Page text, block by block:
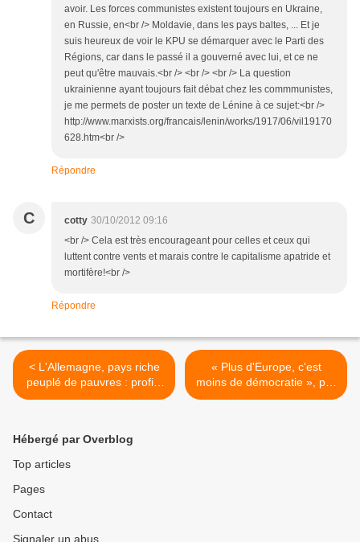
avoir. Les forces communistes existent toujours en Ukraine,
en Russie, en<br /> Moldavie, dans les pays baltes, ... Et je
suis heureux de voir le KPU se démarquer avec le Parti des
Régions, car dans le passé il a gouverné avec lui, et ce ne
peut qu'être mauvais.<br /> <br /> <br /> La question
ukrainienne ayant toujours fait débat chez les commmunistes,
je me permets de poster un texte de Lénine à ce sujet:<br />
http://www.marxists.org/francais/lenin/works/1917/06/vil19170
628.htm<br />
Répondre
C cotty 30/10/2012 09:16
<br /> Cela est très encourageant pour celles et ceux qui
luttent contre vents et marais contre le capitalisme apatride et
mortifère!<br />
Répondre
< L'Allemagne, pays riche
peuplé de pauvres : profits
records mais bas salaires,
« Plus d'Europe, c'est
moins de démocratie », par
Mauricio Miguel du Parti
Hébergé par Overblog
Top articles
Pages
Contact
Signaler un abus